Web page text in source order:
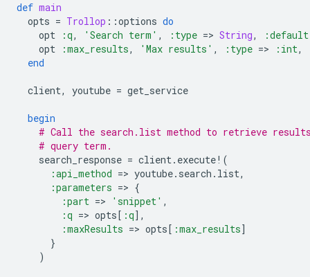
def main
opts = Trollop ::options do
opt
:q, 'Search term' , :type => String,
:default
opt
:max_results, 'Max results' , :type => :int,
end
client, youtube = get_service
begin
# Call the search.list method to retrieve
# query term.
search_response = client. execute! (
:api_method => youtube. search . list,
:parameters => {
:part => 'snippet' ,
:q => opts[ :q] ,
:maxResults => opts[ :max_results]
}
)